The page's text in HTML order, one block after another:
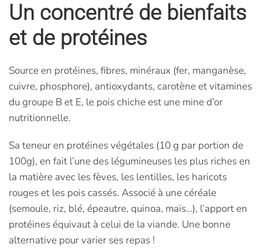
Un concentré de bienfaits
et de protéines
Source en protéines, fibres, minéraux (fer, manganèse,
cuivre, phosphore), antioxydants, carotène et vitamines
du groupe B et E, le pois chiche est une mine d’or
nutritionnelle.
Sa teneur en protéines végétales (10 g par portion de
100g), en fait l’une des légumineuses les plus riches en
la matière avec les fèves, les lentilles, les haricots
rouges et les pois cassés. Associé à une céréale
(semoule, riz, blé, épeautre, quinoa, maïs…), l’apport en
protéines équivaut à celui de la viande. Une bonne
alternative pour varier ses repas !